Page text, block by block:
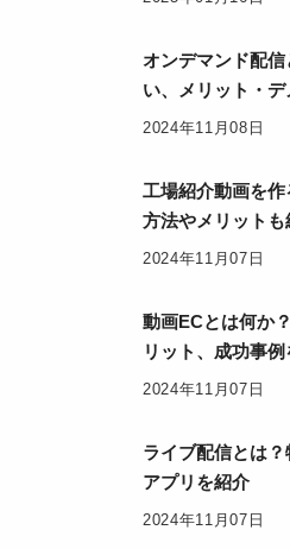
オンデマンド配
い、メリット・
2024年11月08日
工場紹介動画を
方法やメリットも
2024年11月07日
動画ECとは何か
リット、成功事
2024年11月07日
ライブ配信とは
アプリを紹介
2024年11月07日